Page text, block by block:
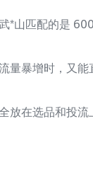
山匹配的是
暴增时，又能
在选品和投流